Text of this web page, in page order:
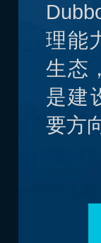
理能
生态
是建
要方